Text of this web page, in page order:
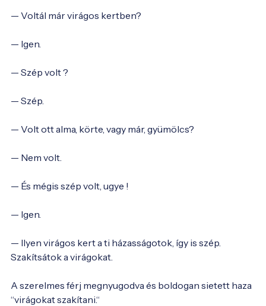
— Voltál már virágos kertben?
— Igen.
— Szép volt ?
— Szép.
— Volt ott alma, körte, vagy már, gyümölcs?
— Nem volt.
— És mégis szép volt, ugye !
— Igen.
— Ilyen virágos kert a ti házasságotok, így is szép.
Szakítsátok a virágokat.
A szerelmes férj megnyugodva és boldogan sietett haza
“virágokat szakítani.“